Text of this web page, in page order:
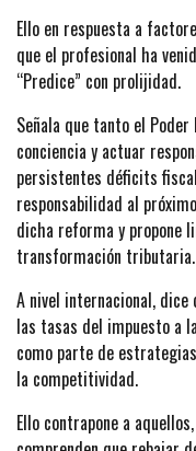
Ello en respuesta a
que el profesional ha
“Predice” con prolijidad.
Señala que tanto el
conciencia y actuar
persistentes déficits
responsabilidad al
dicha reforma y propone
transformación tributaria.
A nivel internacional, dice
las tasas del impuesto a
como parte de
la competitividad.
Ello contrapone a